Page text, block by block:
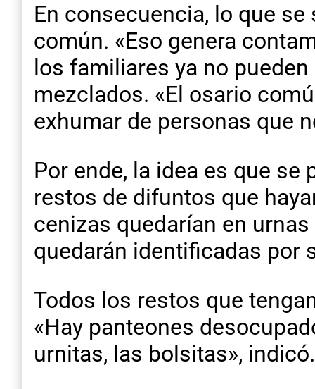
En consecuencia, lo que
común. «Eso genera
los familiares ya no
mezclados. «El osario
exhumar de personas que
Por ende, la idea es que
restos de difuntos que
cenizas quedarían en
quedarán identificadas por
Todos los restos que
«Hay panteones
urnitas, las bolsitas», indicó.